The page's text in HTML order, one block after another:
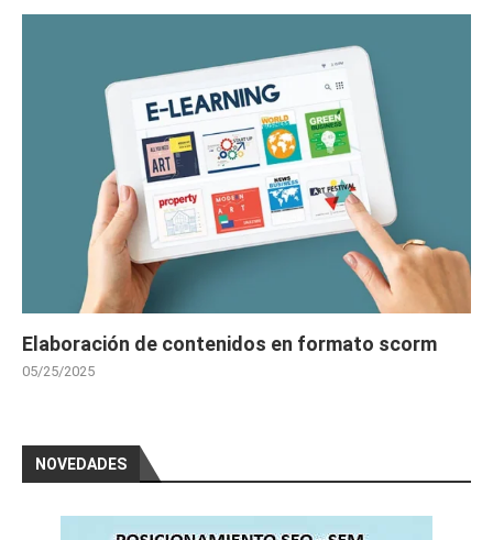
Elaboración de contenidos en formato scorm
05/25/2025
NOVEDADES